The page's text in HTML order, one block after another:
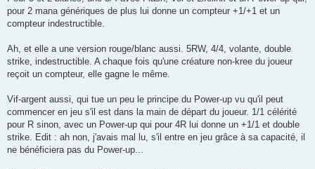
g
pour 2 mana génériques de plus lui donne un compteur +1/+1 et un
compteur indestructible.
Ah, et elle a une version rouge/blanc aussi. 5RW, 4/4, volante, double
strike, indestructible. A chaque fois qu'une créature non-kree du joueur
reçoit un compteur, elle gagne le même.
Vif-argent aussi, qui tue un peu le principe du Power-up vu qu'il peut
commencer en jeu s'il est dans la main de départ du joueur. 1/1 célérité
pour R sinon, avec un Power-up qui pour 4R lui donne un +1/1 et double
strike. Edit : ah non, j'avais mal lu, s'il entre en jeu grâce à sa capacité, il
ne bénéficiera pas du Power-up...